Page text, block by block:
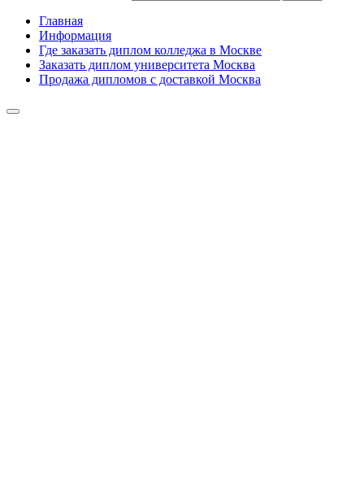
Главная
Информация
Где заказать диплом колледжа в Москве
Заказать диплом университета Москва
Продажа дипломов с доставкой Москва